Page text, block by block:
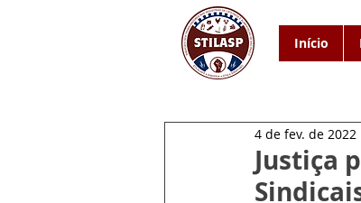
Início
Justiça
4 de fev. de 2022